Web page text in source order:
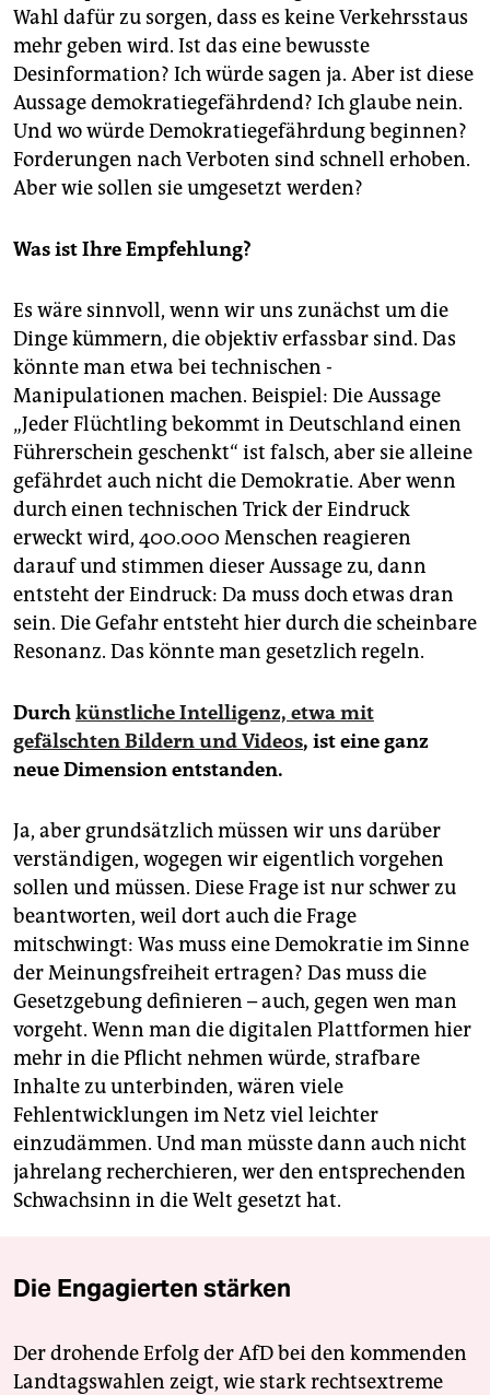
Wahl dafür zu sorgen, dass es keine Verkehrsstaus
mehr geben wird. Ist das eine bewusste
Desinformation? Ich würde sagen ja. Aber ist diese
Aussage demokratiegefährdend? Ich glaube nein.
Und wo würde Demokratiegefährdung beginnen?
Forderungen nach Verboten sind schnell erhoben.
Aber wie sollen sie umgesetzt werden?
Was ist Ihre Empfehlung?
Es wäre sinnvoll, wenn wir uns zunächst um die
Dinge kümmern, die objektiv ­erfassbar sind. Das
könnte man etwa bei technischen ­
Manipulationen machen. Beispiel: Die Aussage
„Jeder Flüchtling bekommt in Deutschland einen
Führerschein geschenkt“ ist falsch, aber sie alleine
gefährdet auch nicht die Demokratie. Aber wenn
durch einen technischen Trick der Eindruck
erweckt wird, 400.000 Menschen reagieren
darauf und stimmen dieser Aussage zu, dann
entsteht der Eindruck: Da muss doch etwas dran
sein. Die Gefahr entsteht hier durch die scheinbare
Resonanz. Das könnte man gesetzlich regeln.
Durchkünstliche Intelligenz, etwa mit
gefälschten ­Bildern und Videos, ist eine ganz
neue Dimension entstanden.
Ja, aber grundsätzlich müssen wir uns darüber
verständigen, wogegen wir eigentlich vorgehen
sollen und müssen. Diese Frage ist nur schwer zu
beantworten, weil dort auch die Frage
mitschwingt: Was muss eine Demokratie im Sinne
der Meinungsfreiheit ertragen? Das muss die
Gesetzgebung definieren – auch, gegen wen man
vorgeht. Wenn man die digitalen Plattformen hier
mehr in die Pflicht nehmen würde, strafbare
Inhalte zu unterbinden, wären viele
Fehlentwicklungen im Netz viel leichter
einzudämmen. Und man müsste dann auch nicht
jahrelang recherchieren, wer den entsprechenden
Schwachsinn in die Welt gesetzt hat.
Die Engagierten stärken
Der drohende Erfolg der AfD bei den kommenden
Landtagswahlen zeigt, wie stark rechtsextreme